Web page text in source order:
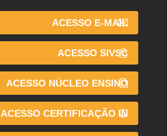
ACESSO E-MAIL
ACESSO SIVSC
ACESSO NÚCLEO ENSINO
ACESSO CERTIFICAÇÃO IN